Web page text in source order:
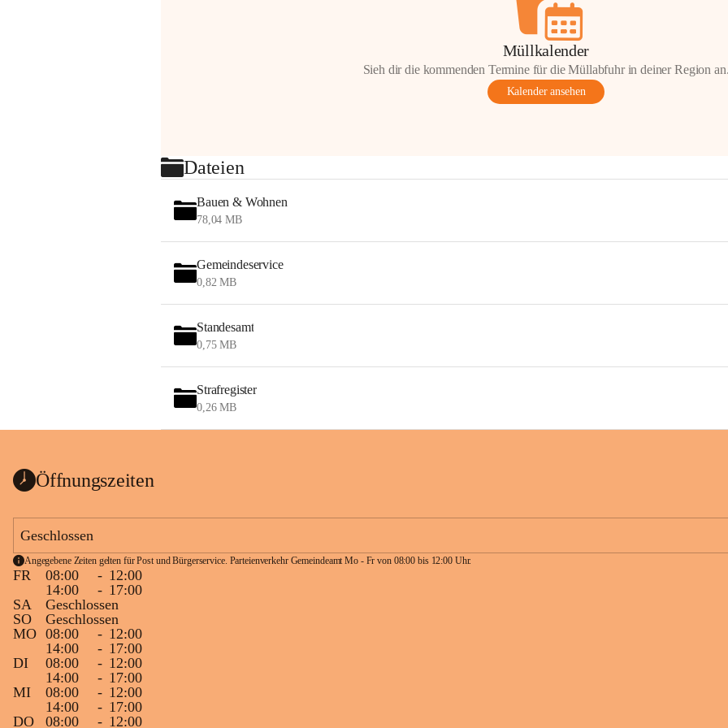
Müllkalender
Sieh dir die kommenden Termine für die Müllabfuhr in deiner Region
Kalender ansehen
Dateien
Bauen & Wohnen
78,04 MB
Gemeindeservice
0,82 MB
Standesamt
0,75 MB
Strafregister
0,26 MB
Öffnungszeiten
Geschlossen
Angegebene Zeiten gelten für Post und Bürgerservice. Parteienverkehr Gemeindeamt Mo - Fr von 08:00 bis 12:00 Uhr.
FR 08:00 - 12:00
14:00
- 17:00
SA
Geschlossen
SO
Geschlossen
MO 08:00 - 12:00
14:00
- 17:00
DI
08:00 - 12:00
14:00
- 17:00
MI
08:00 - 12:00
14:00
- 17:00
DO
08:00 - 12:00